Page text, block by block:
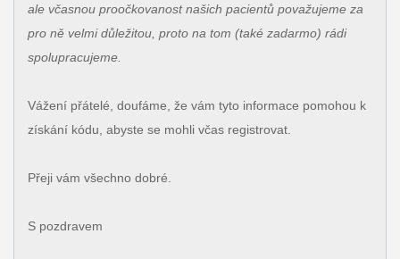
ale včasnou proočkovanost našich pacientů považujeme za
pro ně velmi důležitou, proto na tom (také zadarmo) rádi
spolupracujeme.
Vážení přátelé, doufáme, že vám tyto informace pomohou k
získání kódu, abyste se mohli včas registrovat.
Přeji vám všechno dobré.
S pozdravem